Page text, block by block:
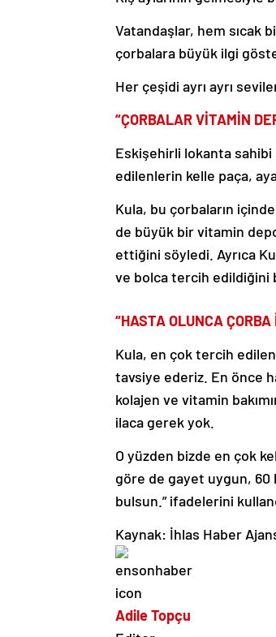
Vatandaşlar, hem sıcak
çorbalara büyük ilgi
Her çeşidi ayrı ayrı
“ÇORBALAR VİTAMİN
Eskişehirli lokanta
edilenlerin kelle paça,
Kula, bu çorbaların
de büyük bir vitamin
ettiğini söyledi. Ayrıca
ve bolca tercih edildiğini
“HASTA OLUNCA ÇORBA
Kula, en çok tercih
tavsiye ederiz. En önce
kolajen ve vitamin
ilaca gerek yok.
O yüzden bizde en çok
göre de gayet uygun, 60
bulsun.” ifadelerini
Kaynak: İhlas Haber
Adile Topçu